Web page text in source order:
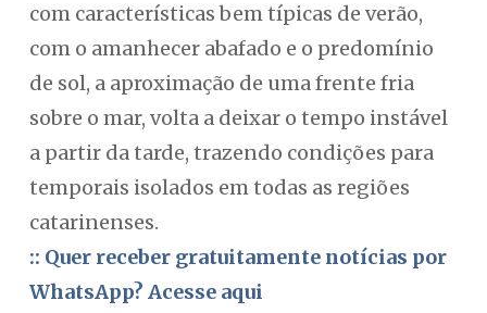
com características bem típicas de verão,
com o amanhecer abafado e o predomínio
de sol, a aproximação de uma frente fria
sobre o mar, volta a deixar o tempo instável
a partir da tarde, trazendo condições para
temporais isolados em todas as regiões
catarinenses.
:: Quer receber gratuitamente notícias por
WhatsApp? Acesse aqui